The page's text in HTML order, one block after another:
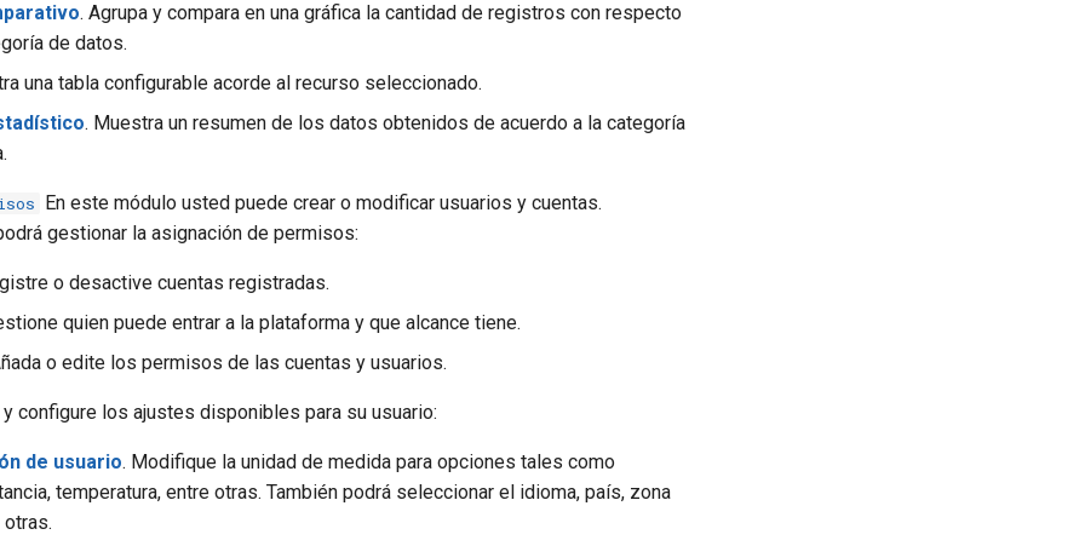
. Agrupa y compara en una gráfica la cantidad de registros con respecto
de datos.
una tabla configurable acorde al recurso seleccionado.
. Muestra un resumen de los datos obtenidos de acuerdo a la categoría
En este módulo usted puede crear o modificar usuarios y cuentas.
gestionar la asignación de permisos:
o desactive cuentas registradas.
quien puede entrar a la plataforma y que alcance tiene.
o edite los permisos de las cuentas y usuarios.
configure los ajustes disponibles para su usuario:
de usuario. Modifique la unidad de medida para opciones tales como
temperatura, entre otras. También podrá seleccionar el idioma, país, zona
otras.